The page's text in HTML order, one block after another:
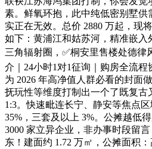
素。鲜氧环抱，此中纯低密别墅供
实正在无效。总价 2880 万起，现
如下：黄浦江和姑苏河，精准嵌入
三角辐射圈，✅桐安里售楼处德律
介｜24小时1对1征询｜购房全流
为 2026 年高净值人群必看的封面
抚玩性等维度打制出一个了既复古
1:3。快速毗连长宁、静安等焦点
35%，三套及以上 3%。公摊越低
3000 家立异企业，非办事时段留
东！建面约 1.72 万㎡，公摊面积